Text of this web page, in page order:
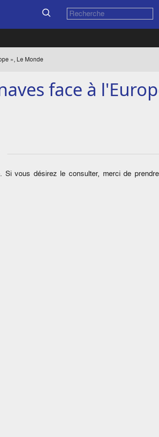
», Le Monde
face à
Si vous désirez le consulter, merci de